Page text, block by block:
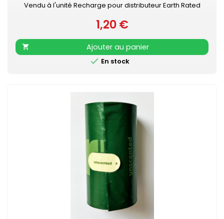
Vendu à l'unité Recharge pour distributeur Earth Rated
Prix
1,20 €

Ajouter au panier
 En stock